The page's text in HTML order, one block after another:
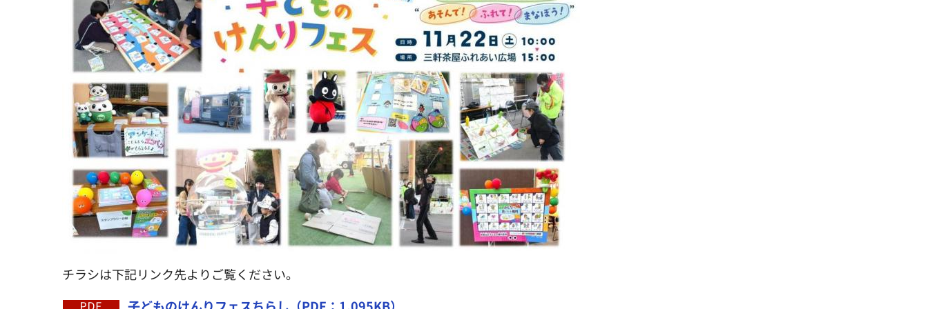
チラシは下記リンク先よりご覧ください。
子どものけんりフェスちらし（PDF：1,095KB）